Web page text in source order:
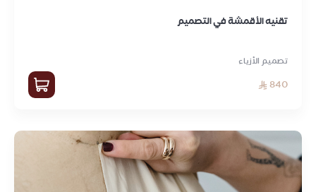
تقنيه الأقمشة في التصميم
تصميم الأزياء
840